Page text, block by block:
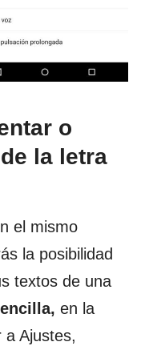
o
la letra
el mismo
la posibilidad
textos de una
en la
a Ajustes,